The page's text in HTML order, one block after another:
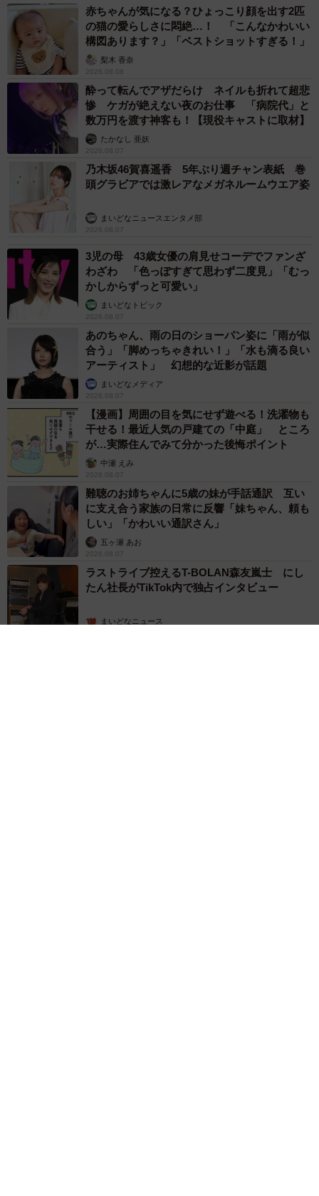
赤ちゃんが気になる？ひょっこり顔を出す2匹
の猫の愛らしさに悶絶…！ 「こんなかわいい
構図あります？」「ベストショットすぎる！」
梨木 香奈
2026.08.08
酔って転んでアザだらけ ネイルも折れて超悲
惨 ケガが絶えない夜のお仕事 「病院代」と
数万円を渡す神客も！【現役キャストに取材】
たかなし 亜妖
2026.08.07
乃木坂46賀喜遥香 5年ぶり週チャン表紙 巻
頭グラビアでは激レアなメガネルームウエア姿
まいどなニュースエンタメ部
2026.08.07
3児の母 43歳女優の肩見せコーデでファンざ
わざわ 「色っぽすぎて思わず二度見」「むっ
かしからずっと可愛い」
まいどなトピック
2026.08.07
あのちゃん、雨の日のショーパン姿に「雨が似
合う」「脚めっちゃきれい！」「水も滴る良い
アーティスト」 幻想的な近影が話題
まいどなメディア
2026.08.07
【漫画】周囲の目を気にせず遊べる！洗濯物も
干せる！最近人気の戸建ての「中庭」 ところ
が…実際住んでみて分かった後悔ポイント
中瀬 えみ
2026.08.07
難聴のお姉ちゃんに5歳の妹が手話通訳 互い
に支え合う家族の日常に反響「妹ちゃん、頼も
しい」「かわいい通訳さん」
五ヶ瀬 あお
2026.08.07
ラストライブ控えるT-BOLAN森友嵐士 にし
たん社長がTikTok内で独占インタビュー
まいどなニュース